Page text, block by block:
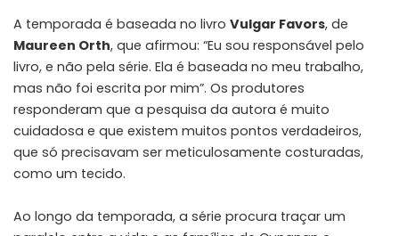
A temporada é baseada no livro Vulgar Favors, de
Maureen Orth, que afirmou: “Eu sou responsável pelo
livro, e não pela série. Ela é baseada no meu trabalho,
mas não foi escrita por mim”. Os produtores
responderam que a pesquisa da autora é muito
cuidadosa e que existem muitos pontos verdadeiros,
que só precisavam ser meticulosamente costuradas,
como um tecido.
Ao longo da temporada, a série procura traçar um